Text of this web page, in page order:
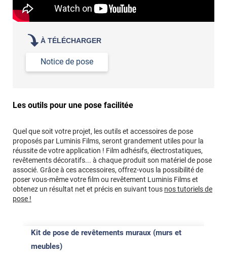
À TÉLÉCHARGER
Notice de pose
Les outils pour une pose facilitée
Quel que soit votre projet, les outils et accessoires de pose
proposés par Luminis Films, seront grandement utiles pour la
réussite de votre application ! Film adhésifs, électrostatiques,
revêtements décoratifs... à chaque produit son matériel de pose
associé. Grâce à ces accessoires, offrez-vous la possibilité de
poser vous-même votre film ou revêtement Luminis Films et
obtenez un résultat net et précis en suivant tous nos tutoriels de
pose !
Kit de pose de revêtements muraux (murs et
meubles)